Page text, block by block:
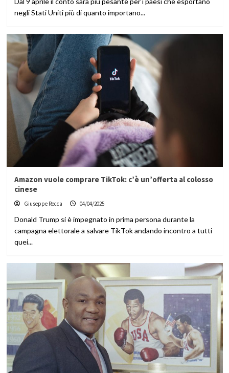
negli Stati Uniti più di quanto importano...
Amazon vuole comprare TikTok: c’è un’offerta al colosso
cinese
Giuseppe Recca 04/04/2025
Donald Trump si è impegnato in prima persona durante la
campagna elettorale a salvare TikTok andando incontro a tutti
quei...